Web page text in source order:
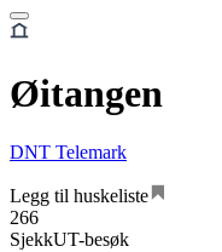
Øitangen
DNT Telemark
Legg til huskeliste
266
SjekkUT-besøk